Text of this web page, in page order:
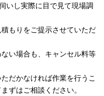
いし実際に目で見て現場調
もりをご提示させていただ
い場合も、キャンセル料等
だかなければ作業を行うこ
ずはご相談ください。